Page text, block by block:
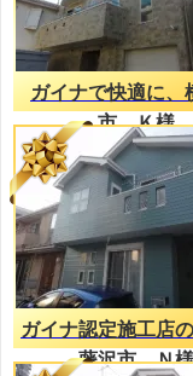
ガイナで快適に、
市 Ｋ様
ガイナ認定施工
藤沢市 Ｎ様